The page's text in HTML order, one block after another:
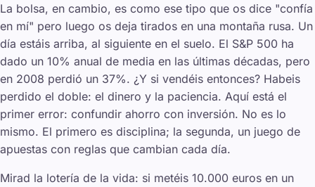
La bolsa, en cambio, es como ese tipo que os dice "confía
en mí" pero luego os deja tirados en una montaña rusa. Un
día estáis arriba, al siguiente en el suelo. El S&P 500 ha
dado un 10% anual de media en las últimas décadas, pero
en 2008 perdió un 37%. ¿Y si vendéis entonces? Habeis
perdido el doble: el dinero y la paciencia. Aquí está el
primer error: confundir ahorro con inversión. No es lo
mismo. El primero es disciplina; la segunda, un juego de
apuestas con reglas que cambian cada día.
Mirad la lotería de la vida: si metéis 10.000 euros en un